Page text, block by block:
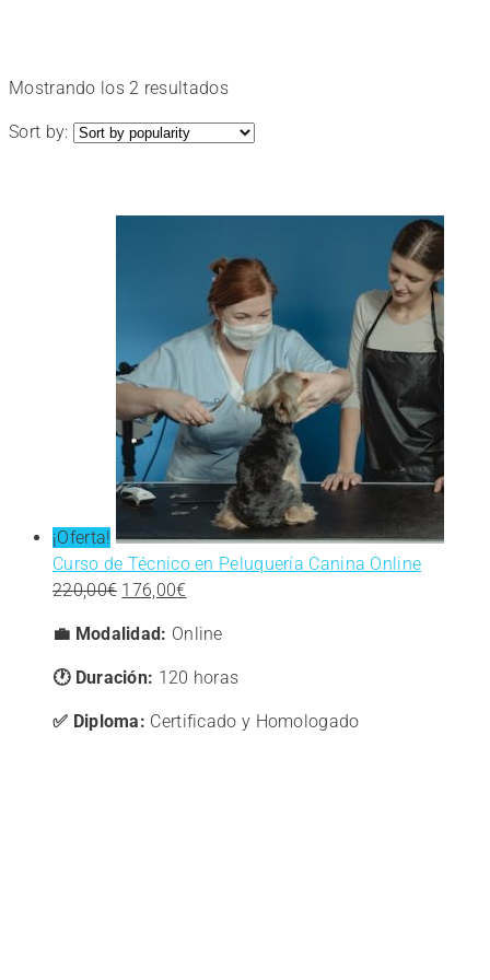
tuyo
aprendiendo.
Mostrando los 2 resultadosOrdenado
popularidad
Sort by:
¡Oferta!
Curso de Técnico en Peluquería Canina Online
220,00€ El
original
era:
176,00€
actual
es:
💼 Modalidad: Online
🕐 Duración: 120 horas
✅ Diploma: Certificado y Homologado